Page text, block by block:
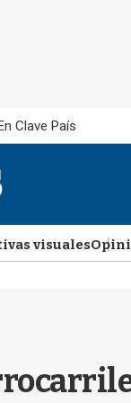
Clave País
visuales